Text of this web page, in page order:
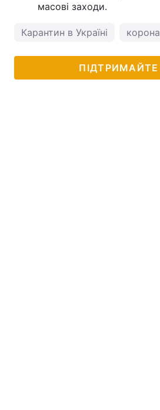
масові заходи.
Карантин в Україні